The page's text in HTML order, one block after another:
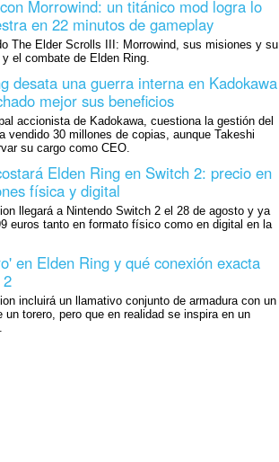
Morrowind: un titánico mod logra lo
en 22 minutos de gameplay
The Elder Scrolls III: Morrowind, sus misiones y su
el combate de Elden Ring.
desata una guerra interna en Kadokawa
mejor sus beneficios
accionista de Kadokawa, cuestiona la gestión del
vendido 30 millones de copias, aunque Takeshi
su cargo como CEO.
Elden Ring en Switch 2: precio en
física y digital
llegará a Nintendo Switch 2 el 28 de agosto y ya
euros tanto en formato físico como en digital en la
en Elden Ring y qué conexión exacta
incluirá un llamativo conjunto de armadura con un
un torero, pero que en realidad se inspira en un